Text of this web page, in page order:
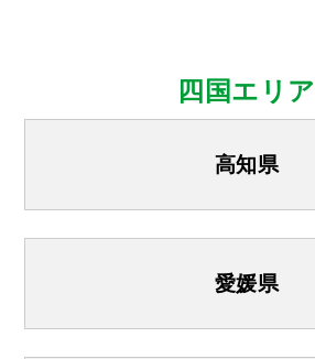
四国エリア
高知県
愛媛県